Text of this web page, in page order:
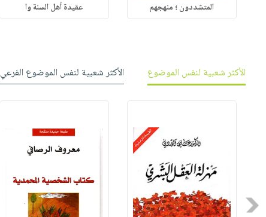
المتشددون ؛ منهجهم عقيدة أهل السنة وا
الأكثر شعبية لنفس الموضوع الأكثر شعبية لنفس الموضوع الفرعي
Previous